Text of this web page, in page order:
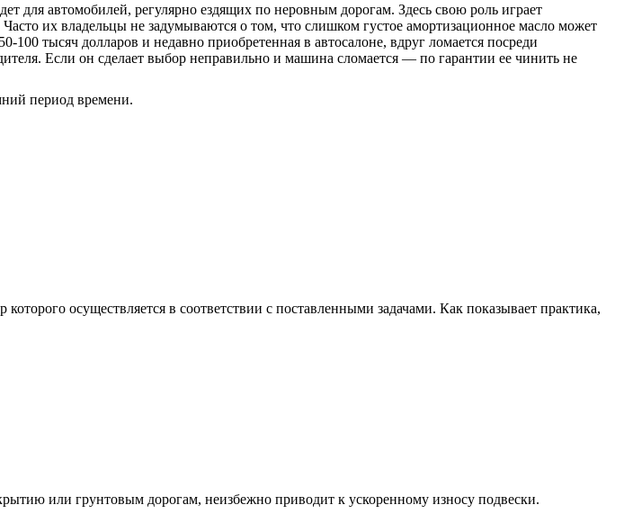
для автомобилей, регулярно ездящих по неровным дорогам. Здесь свою роль играет
их владельцы не задумываются о том, что слишком густое амортизационное масло может
тысяч долларов и недавно приобретенная в автосалоне, вдруг ломается посреди
Если он сделает выбор неправильно и машина сломается — по гарантии ее чинить не
период времени.
осуществляется в соответствии с поставленными задачами. Как показывает практика,
или грунтовым дорогам, неизбежно приводит к ускоренному износу подвески.